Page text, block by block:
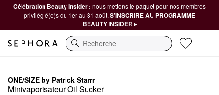
Célébration Beauty Insider : nous mettons le paquet pour nos membres
privilégié(e)s du 1er au 31 août. S’INSCRIRE AU PROGRAMME
BEAUTY INSIDER ▸
Recherche
ONE/SIZE by Patrick Starrr
Minivaporisateur Oil Sucker